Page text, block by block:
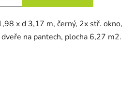
x d 3,17 m, černý, 2x stř. okno,
na pantech, plocha 6,27 m2.